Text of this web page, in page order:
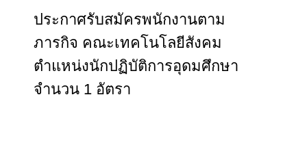
ประกาศรับสมัครพนักงานตาม
ภารกิจ คณะเทคโนโลยีสังคม
ตำแหน่งนักปฏิบัติการอุดมศึกษา
จำนวน 1 อัตรา